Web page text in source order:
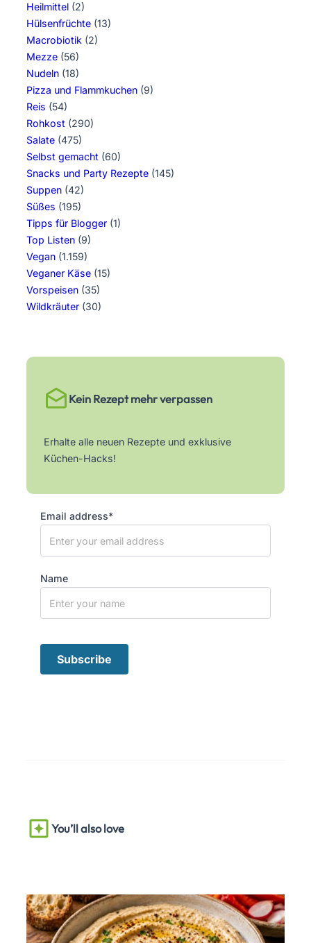
Heilmittel (2)
Hülsenfrüchte (13)
Macrobiotik (2)
Mezze (56)
Nudeln (18)
Pizza und Flammkuchen (9)
Reis (54)
Rohkost (290)
Salate (475)
Selbst gemacht (60)
Snacks und Party Rezepte (145)
Suppen (42)
Süßes (195)
Tipps für Blogger (1)
Top Listen (9)
Vegan (1.159)
Veganer Käse (15)
Vorspeisen (35)
Wildkräuter (30)
Kein Rezept mehr verpassen
Erhalte alle neuen Rezepte und exklusive
Küchen-Hacks!
Email address*
Name
You’ll also love